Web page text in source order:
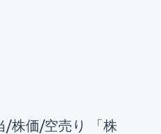
/株価/空売り 「株